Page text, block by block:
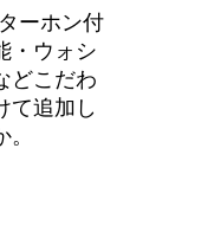
ーホン付
・ウォシ
どこだわ
て追加し